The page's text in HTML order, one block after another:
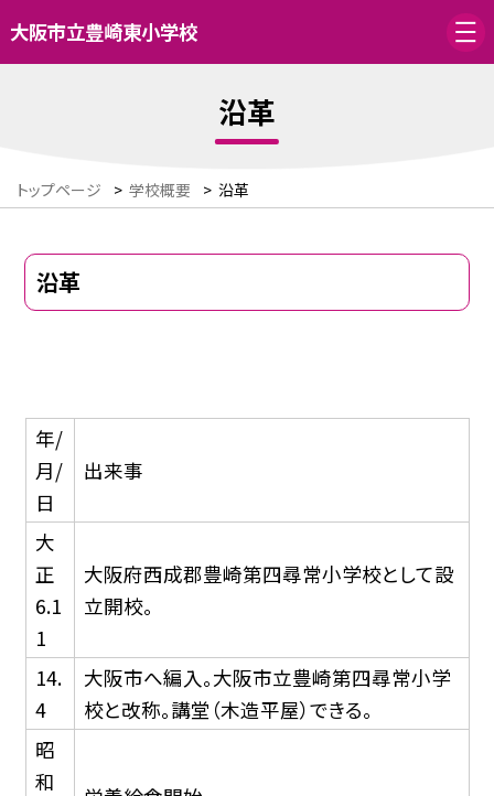
大阪市立豊崎東小学校
沿革
トップページ > 学校概要 > 沿革
沿革
年/
月/
日
出来事
大
正
6.1
1
大阪府西成郡豊崎第四尋常小学校として設
立開校。
14.
4
大阪市へ編入。大阪市立豊崎第四尋常小学
校と改称。講堂（木造平屋）できる。
昭
和